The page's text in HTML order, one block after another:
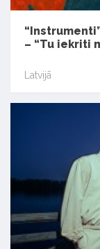
– “Tu iekriti
Latvijā